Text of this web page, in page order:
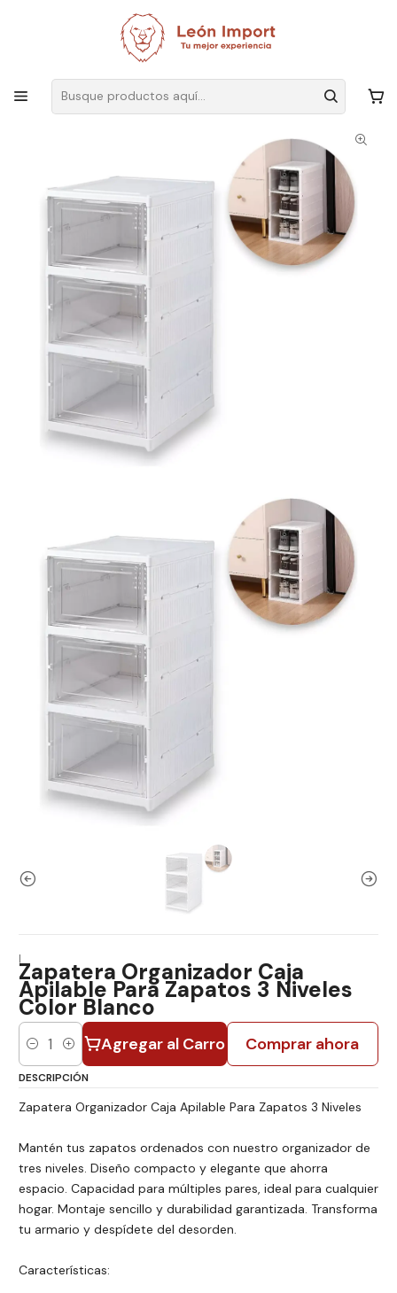
Envíos GRATIS
Ver Todos Los Productos
Zapatera Organizador Caja Apilable Para Zapatos 3 Niveles Color
|Zapatera Organizador Caja
Apilable Para Zapatos 3 Niveles
Color Blanco
Cantidad Agregar al Carro Comprar ahora
DESCRIPCIÓN
Zapatera Organizador Caja Apilable Para Zapatos 3 Niveles
Mantén tus zapatos ordenados con nuestro organizador de
tres niveles. Diseño compacto y elegante que ahorra
espacio. Capacidad para múltiples pares, ideal para cualquier
hogar. Montaje sencillo y durabilidad garantizada. Transforma
tu armario y despídete del desorden.
Características: